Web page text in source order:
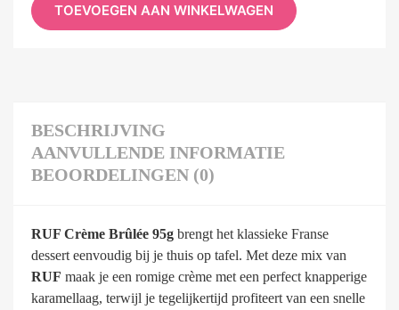
TOEVOEGEN AAN WINKELWAGEN
BESCHRIJVING
AANVULLENDE INFORMATIE
BEOORDELINGEN (0)
RUF Crème Brûlée 95g brengt het klassieke Franse
dessert eenvoudig bij je thuis op tafel. Met deze mix van
RUF maak je een romige crème met een perfect knapperige
karamellaag, terwijl je tegelijkertijd profiteert van een snelle